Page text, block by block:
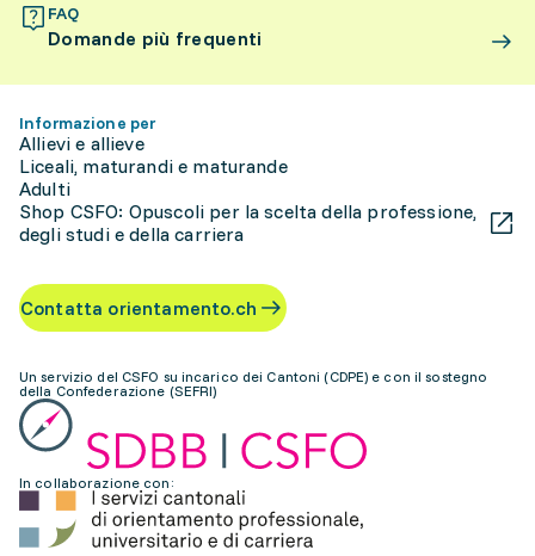
FAQ
Domande più frequenti
Informazione per
Allievi e allieve
Liceali, maturandi e maturande
Adulti
Shop CSFO: Opuscoli per la scelta della professione,
degli studi e della carriera
Contatta orientamento.ch
Un servizio del CSFO su incarico dei Cantoni (CDPE) e con il sostegno
della Confederazione (SEFRI)
In collaborazione con: